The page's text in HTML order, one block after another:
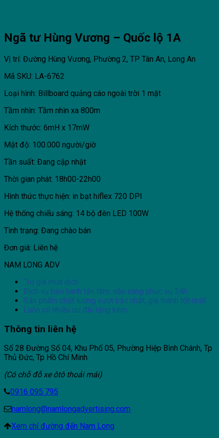
Ngã tư Hùng Vương – Quốc lộ 1A
Vị trí: Đường Hùng Vương, Phường 2, TP Tân An, Long An
Mã SKU: LA-6762
Loại hình: Billboard quảng cáo ngoài trời 1 mặt
Tầm nhìn: Tầm nhìn xa 800m
Kích thước: 6mH x 17mW
Mật độ: 100.000 người/giờ
Tần suất: Đang cập nhật
Thời gian phát: 18h00-22h00
Hình thức thực hiện: in bạt hiflex 720 DPI
Hệ thống chiếu sáng: 14 bộ đèn LED 100W
Tình trạng: Đang chào bán
Đơn giá: Liên hệ
NAM LONG ADV
Trợ giá mùa dịch
Dịch vụ bảo hành tận tâm, sẵn sàng phục vụ 24h
Sản phẩm chất lượng vượt bậc nhất, giá thành tốt nhất
Luôn có nhiều ưu đãi tặng kèm
Thông tin liên hệ
Số 28 Đường Số 04, Khu Phố 05, Phường Hiệp Bình Chánh, Tp
Thủ Đức, Tp Hồ Chí Minh
(Có chỗ đỗ xe ôtô thoải mái)
0916 095 795
namlong@namlongadvertising.com
Xem chỉ đường đến Nam Long